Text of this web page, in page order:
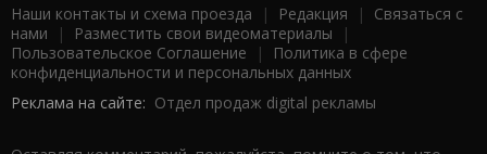
Наши контакты и схема проезда | Редакция | Связаться с
нами | Разместить свои видеоматериалы |
Пользовательское Соглашение |
Политика в сфере
конфиденциальности и персональных данных
Реклама на сайте: Отдел продаж digital рекламы